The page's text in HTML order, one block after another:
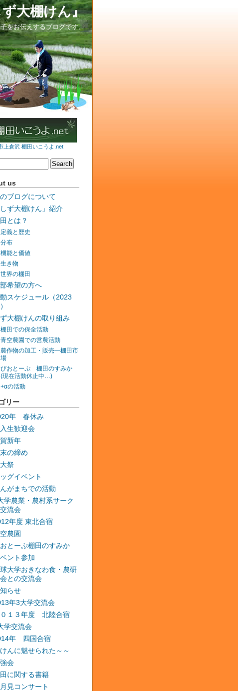
大棚けん』
をお伝えするブログです。
上倉沢 棚田いこうよ.net
us
ブログについて
しず大棚けん」紹介
とは？
定義と歴史
分布
機能と価値
生き物
世界の棚田
希望の方へ
スケジュール（2023
ず大棚けんの取り組み
棚田での保全活動
青空農園での営農活動
農作物の加工・販売―棚田市
場
びおとーぷ 棚田のすみか
(現在活動休止中…)
+αの活動
リー
年 春休み
生歓迎会
新年
の締め
祭
グイベント
がまちでの活動
学農業・農村系サーク
流会
年度 東北合宿
農園
とーぷ棚田のすみか
ント参加
大学おきなわ食・農研
との交流会
らせ
年3大学交流会
０１３年度 北陸合宿
学交流会
年 四国合宿
んに魅せられた～～
会
に関する書籍
見コンサート